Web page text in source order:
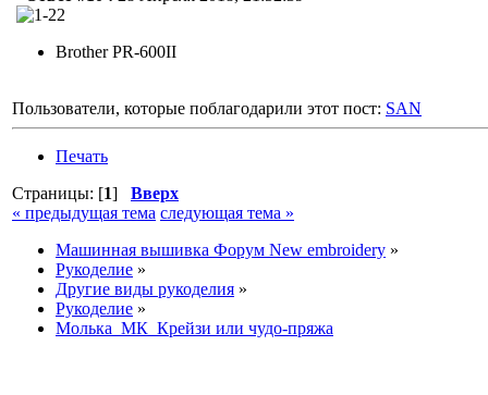
Brother PR-600II
Пользователи, которые поблагодарили этот пост: SAN
Печать
Страницы: [1] Вверх
« предыдущая тема следующая тема »
Машинная вышивка Форум New embroidery »
Рукоделие »
Другие виды рукоделия »
Рукоделие »
Молька_МК_Крейзи или чудо-пряжа